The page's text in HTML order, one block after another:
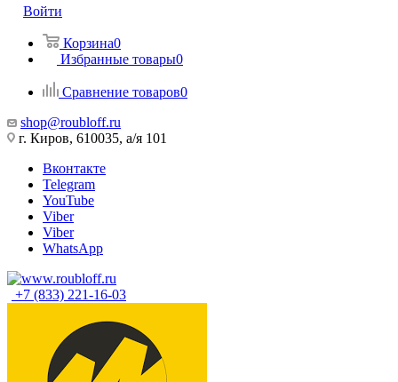
Войти
Корзина0
Избранные товары0
Сравнение товаров0
shop@roubloff.ru
г. Киров, 610035, а/я 101
Вконтакте
Telegram
YouTube
Viber
Viber
WhatsApp
+7 (833) 221-16-03